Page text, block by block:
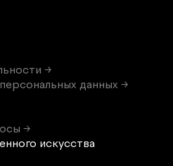
→
данных →
→
искусства